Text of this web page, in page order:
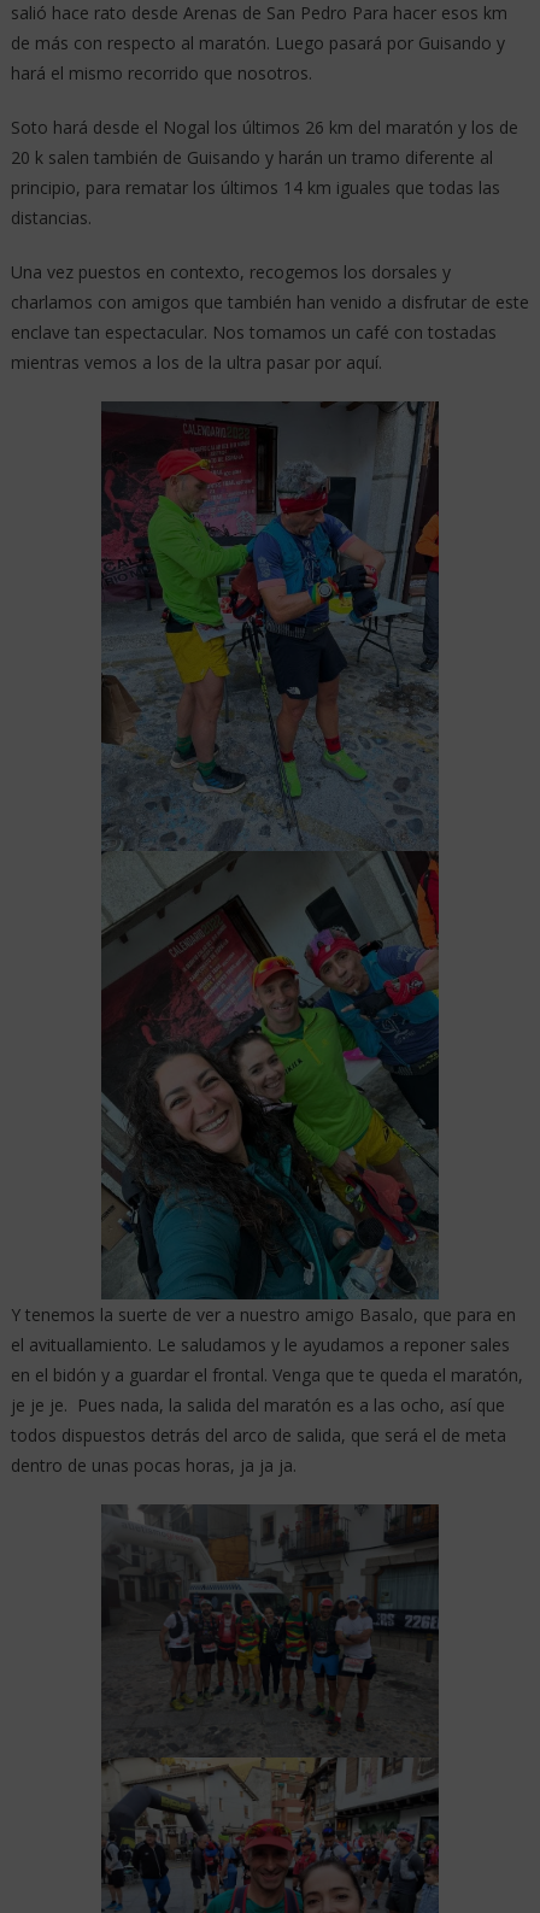
salió hace rato desde Arenas de San Pedro Para hacer esos km
de más con respecto al maratón. Luego pasará por Guisando y
hará el mismo recorrido que nosotros.
Soto hará desde el Nogal los últimos 26 km del maratón y los de
20 k salen también de Guisando y harán un tramo diferente al
principio, para rematar los últimos 14 km iguales que todas las
distancias.
Una vez puestos en contexto, recogemos los dorsales y
charlamos con amigos que también han venido a disfrutar de este
enclave tan espectacular. Nos tomamos un café con tostadas
mientras vemos a los de la ultra pasar por aquí.
Y tenemos la suerte de ver a nuestro amigo Basalo, que para en
el avituallamiento. Le saludamos y le ayudamos a reponer sales
en el bidón y a guardar el frontal. Venga que te queda el maratón,
je je je. Pues nada, la salida del maratón es a las ocho, así que
todos dispuestos detrás del arco de salida, que será el de meta
dentro de unas pocas horas, ja ja ja.